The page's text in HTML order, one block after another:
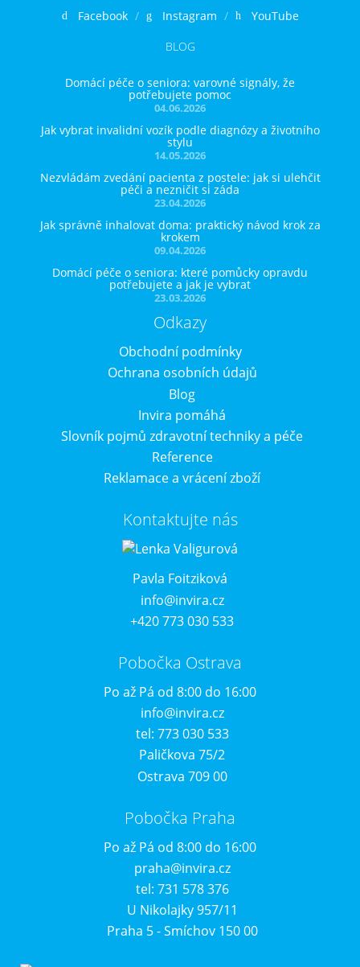
Facebook Instagram
YouTube
BLOG
04.06.2026
Domácí péče o seniora: varovné signály, že
potřebujete pomoc
14.05.2026
Jak vybrat invalidní vozík podle diagnózy a životního
stylu
23.04.2026
Nezvládám zvedání pacienta z postele: jak si ulehčit
péči a nezničit si záda
09.04.2026
Jak správně inhalovat doma: praktický návod krok za
krokem
23.03.2026
Domácí péče o seniora: které pomůcky opravdu
potřebujete a jak je vybrat
Odkazy
Obchodní podmínky
Ochrana osobních údajů
Blog
Invira pomáhá
Slovník pojmů zdravotní techniky a péče
Reference
Reklamace a vrácení zboží
Kontaktujte nás
Pavla Foitziková
info@invira.cz
+420 773 030 533
Pobočka Ostrava
Po až Pá od 8:00 do 16:00
info@invira.cz
tel: 773 030 533
Paličkova 75/2
Ostrava 709 00
Pobočka Praha
Po až Pá od 8:00 do 16:00
praha@invira.cz
tel: 731 578 376
U Nikolajky 957/11
Praha 5 - Smíchov 150 00